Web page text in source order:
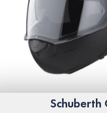
Schuberth